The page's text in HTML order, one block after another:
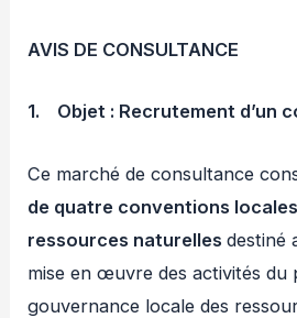
AVIS DE CONSULTANCE
1. Objet : Recrutement d’un
Ce marché de consultance
de quatre conventions
ressources naturellesdestiné
mise en œuvre des activités du
gouvernance locale des